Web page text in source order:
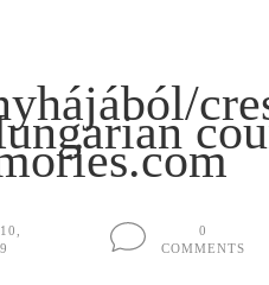
0
COMMENTS